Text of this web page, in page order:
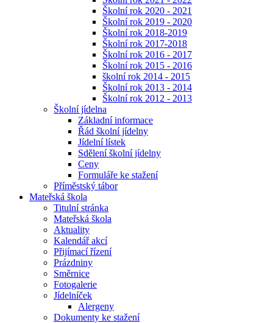
Školní rok 2020 - 2021
Školní rok 2019 - 2020
Školní rok 2018-2019
Školní rok 2017-2018
Školní rok 2016 - 2017
Školní rok 2015 - 2016
školní rok 2014 - 2015
Školní rok 2013 - 2014
Školní rok 2012 - 2013
Školní jídelna
Základní informace
Řád školní jídelny
Jídelní lístek
Sdělení školní jídelny
Ceny
Formuláře ke stažení
Příměstský tábor
Mateřská škola
Titulní stránka
Mateřská škola
Aktuality
Kalendář akcí
Přijímací řízení
Prázdniny
Směrnice
Fotogalerie
Jídelníček
Alergeny
Dokumenty ke stažení